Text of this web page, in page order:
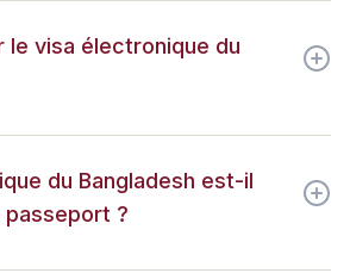
le visa électronique du
du Bangladesh est-il
passeport ?